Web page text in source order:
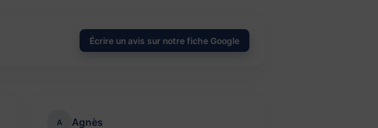
Écrire un avis sur notre fiche Google
A
Agnès